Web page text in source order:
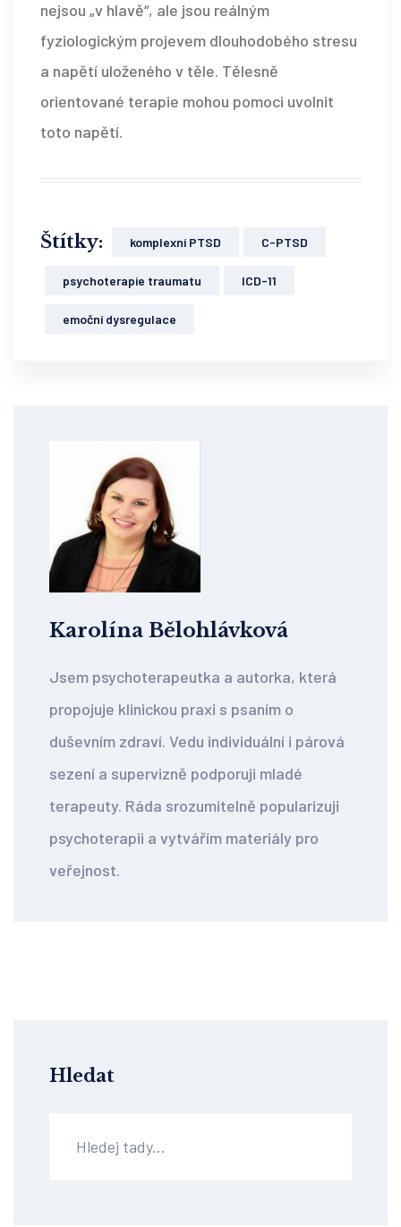
nejsou „v hlavě“, ale jsou reálným
fyziologickým projevem dlouhodobého stresu
a napětí uloženého v těle. Tělesně
orientované terapie mohou pomoci uvolnit
toto napětí.
Štítky: komplexní PTSD C-PTSD
psychoterapie traumatu ICD-11
emoční dysregulace
Karolína Bělohlávková
Jsem psychoterapeutka a autorka, která
propojuje klinickou praxi s psaním o
duševním zdraví. Vedu individuální i párová
sezení a supervizně podporuji mladé
terapeuty. Ráda srozumitelně popularizuji
psychoterapii a vytvářím materiály pro
veřejnost.
Hledat